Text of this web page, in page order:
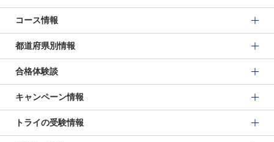
コース情報
都道府県別情報
合格体験談
キャンペーン情報
トライの受験情報